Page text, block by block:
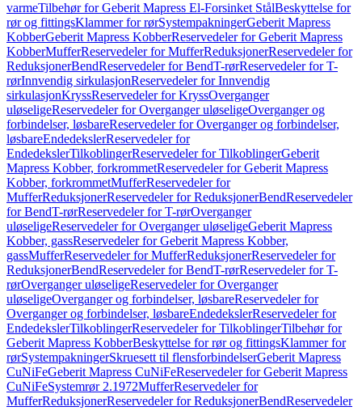
varmeTilbehør for Geberit Mapress El-Forsinket StålBeskyttelse for
rør og fittingsKlammer for rørSystempakningerGeberit Mapress
KobberGeberit Mapress KobberReservedeler for Geberit Mapress
KobberMufferReservedeler for MufferReduksjonerReservedeler for
ReduksjonerBendReservedeler for BendT-rørReservedeler for T-
rørInnvendig sirkulasjonReservedeler for Innvendig
sirkulasjonKryssReservedeler for KryssOverganger
uløseligeReservedeler for Overganger uløseligeOverganger og
forbindelser, løsbareReservedeler for Overganger og forbindelser,
løsbareEndedekslerReservedeler for
EndedekslerTilkoblingerReservedeler for TilkoblingerGeberit
Mapress Kobber, forkrommetReservedeler for Geberit Mapress
Kobber, forkrommetMufferReservedeler for
MufferReduksjonerReservedeler for ReduksjonerBendReservedeler
for BendT-rørReservedeler for T-rørOverganger
uløseligeReservedeler for Overganger uløseligeGeberit Mapress
Kobber, gassReservedeler for Geberit Mapress Kobber,
gassMufferReservedeler for MufferReduksjonerReservedeler for
ReduksjonerBendReservedeler for BendT-rørReservedeler for T-
rørOverganger uløseligeReservedeler for Overganger
uløseligeOverganger og forbindelser, løsbareReservedeler for
Overganger og forbindelser, løsbareEndedekslerReservedeler for
EndedekslerTilkoblingerReservedeler for TilkoblingerTilbehør for
Geberit Mapress KobberBeskyttelse for rør og fittingsKlammer for
rørSystempakningerSkruesett til flensforbindelserGeberit Mapress
CuNiFeGeberit Mapress CuNiFeReservedeler for Geberit Mapress
CuNiFeSystemrør 2.1972MufferReservedeler for
MufferReduksjonerReservedeler for ReduksjonerBendReservedeler